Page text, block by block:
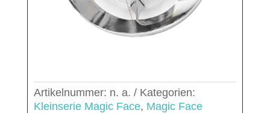
Artikelnummer: n. a.
Kategorien:
Kleinserie Magic Face, Magic Face